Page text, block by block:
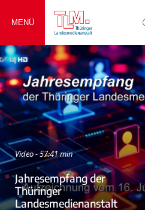
MENÜ
Video - 57:41 min
Jahresempfang der
Thüringer
Landesmedienanstalt